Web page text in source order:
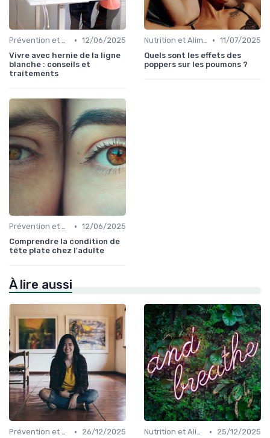
Prévention et Gestion des Blessures • 12/06/2025
Vivre avec hernie de la ligne
blanche : conseils et
traitements
Nutrition et Alimentation Saine • 11/07/2025
Quels sont les effets des
poppers sur les poumons ?
Prévention et Gestion des Blessures • 12/06/2025
Comprendre la condition de
tête plate chez l'adulte
À lire aussi
Prévention et Gestion des Blessures •
26/12/2025
Nutrition et Alimentation Saine •
25/12/2025